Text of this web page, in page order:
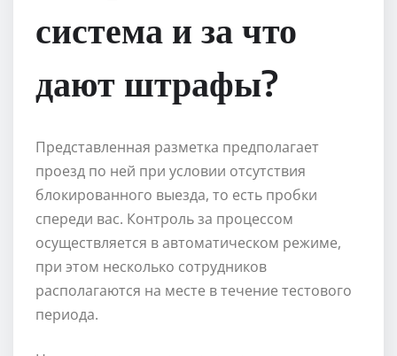
система и за что
дают штрафы?
Представленная разметка предполагает
проезд по ней при условии отсутствия
блокированного выезда, то есть пробки
спереди вас. Контроль за процессом
осуществляется в автоматическом режиме,
при этом несколько сотрудников
располагаются на месте в течение тестового
периода.